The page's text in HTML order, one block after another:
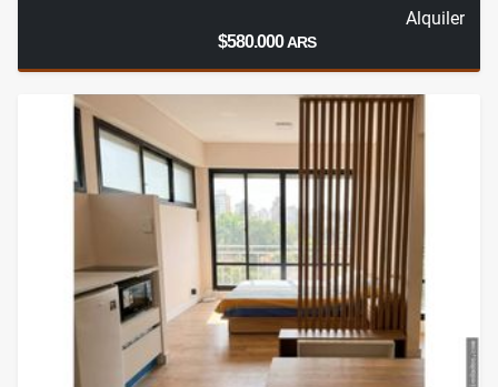
Alquiler
$580.000ARS